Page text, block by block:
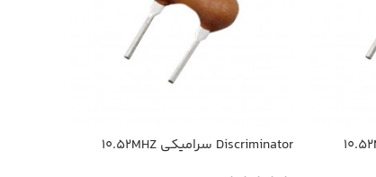
Discriminator سرامیکی 10.52MHZ